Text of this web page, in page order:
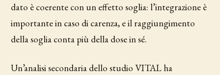
dato è coerente con un effetto soglia: l’integrazione è
importante in caso di carenza, e il raggiungimento
della soglia conta più della dose in sé.
Un’analisi secondaria dello studio VITAL ha